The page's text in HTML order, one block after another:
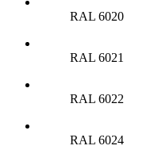
RAL 6020
RAL 6021
RAL 6022
RAL 6024